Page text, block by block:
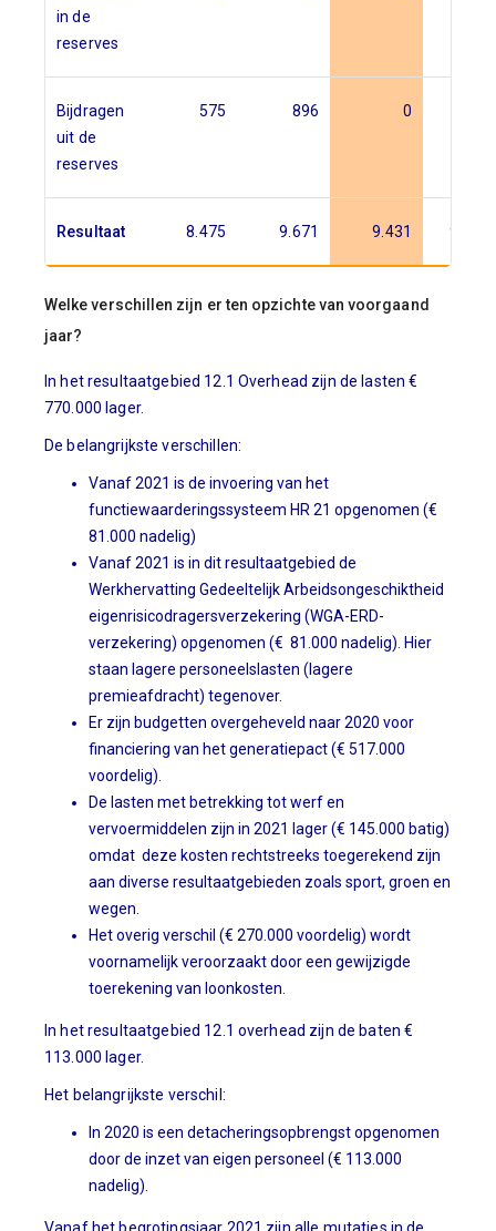
in de
reserves
Bijdragen
uit de
reserves
575 896 0
Resultaat 8.475 9.671 9.431 9.868
Welke verschillen zijn er ten opzichte van voorgaand
jaar?
In het resultaatgebied 12.1 Overhead zijn de lasten €
770.000 lager.
De belangrijkste verschillen:
Vanaf 2021 is de invoering van het
functiewaarderingssysteem HR 21 opgenomen (€
81.000 nadelig)
Vanaf 2021 is in dit resultaatgebied de
Werkhervatting Gedeeltelijk Arbeidsongeschiktheid
eigenrisicodragersverzekering (WGA-ERD-
verzekering) opgenomen (€ 81.000 nadelig). Hier
staan lagere personeelslasten (lagere
premieafdracht) tegenover.
Er zijn budgetten overgeheveld naar 2020 voor
financiering van het generatiepact (€ 517.000
voordelig).
De lasten met betrekking tot werf en
vervoermiddelen zijn in 2021 lager (€ 145.000 batig)
omdat deze kosten rechtstreeks toegerekend zijn
aan diverse resultaatgebieden zoals sport, groen en
wegen.
Het overig verschil (€ 270.000 voordelig) wordt
voornamelijk veroorzaakt door een gewijzigde
toerekening van loonkosten.
In het resultaatgebied 12.1 overhead zijn de baten €
113.000 lager.
Het belangrijkste verschil:
In 2020 is een detacheringsopbrengst opgenomen
door de inzet van eigen personeel (€ 113.000
nadelig).